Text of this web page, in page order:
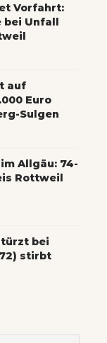
Vorfahrt:
bei Unfall
auf
Euro
Sulgen
Allgäu: 74-
Rottweil
bei
stirbt